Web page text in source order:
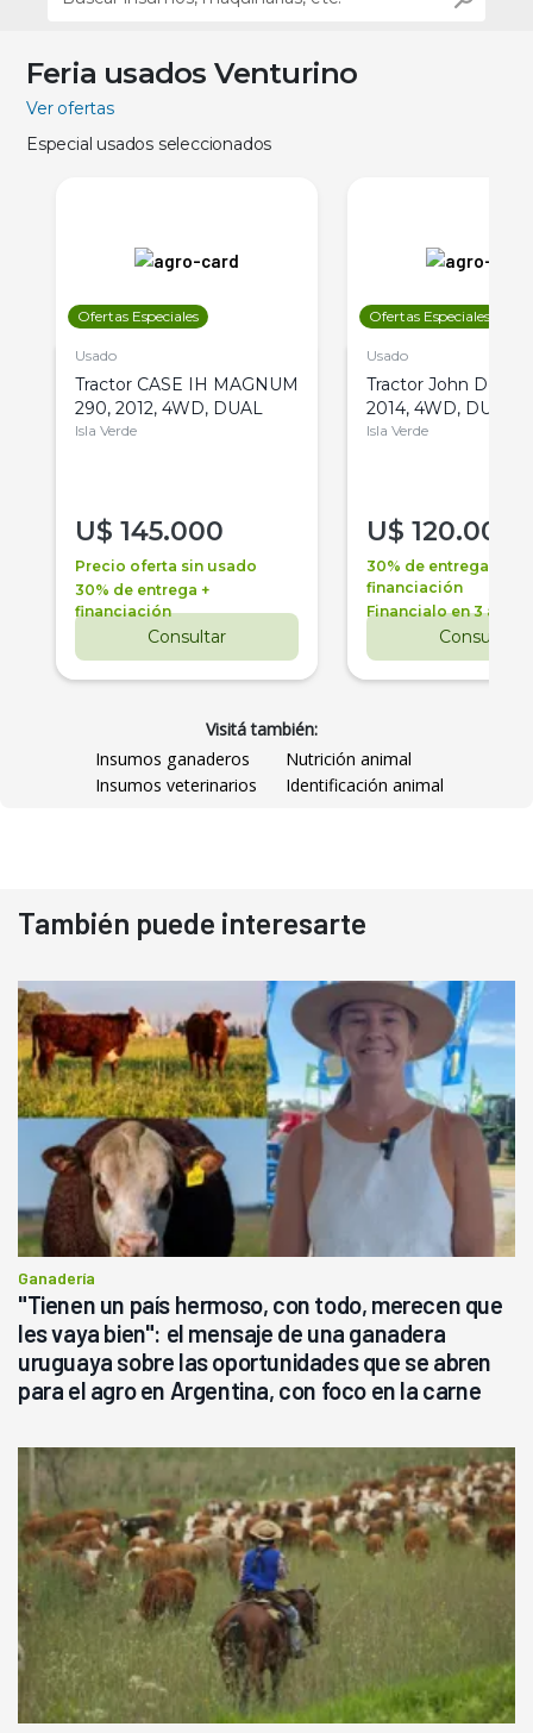
Feria usados Venturino
Ver ofertas
Especial usados seleccionados
Ofertas Especiales
Usado
Tractor CASE IH MAGNUM
290, 2012, 4WD, DUAL
Isla Verde
U$ 145.000
Precio oferta sin usado
30% de entrega +
financiación
Consultar
Ofertas Especiales
Usado
Tractor John Deere
2014, 4WD, DUAL
Isla Verde
U$ 120.000
30% de entrega +
financiación
Financialo en 3 años
Consultar
Visitá también:
Insumos ganaderos
Nutrición animal
Insumos veterinarios
Identificación animal
También puede interesarte
Ganadería
"Tienen un país hermoso, con todo, merecen que
les vaya bien": el mensaje de una ganadera
uruguaya sobre las oportunidades que se abren
para el agro en Argentina, con foco en la carne